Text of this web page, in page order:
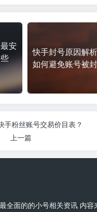
安
快手封号原因解析
如何避免账号被
手粉丝账号交易价目表？
上一篇
全面的的小号相关资讯 内